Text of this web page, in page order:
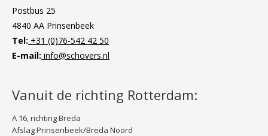
Postbus 25
4840 AA Prinsenbeek
Tel: +31 (0)76-542 42 50
E-mail: info@schovers.nl
Vanuit de richting Rotterdam:
A 16, richting Breda
Afslag Prinsenbeek/Breda Noord